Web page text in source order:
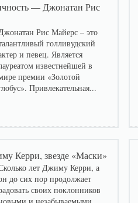
— Джонатан Рис
Рис Майерс – это
голливудский
и певец. Является
известнейшей в
премии «Золотой
Привлекательная...
Керри, звезде «Маски»
лет Джиму Керри, а
до сих пор продолжает
своих поклонников